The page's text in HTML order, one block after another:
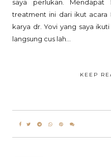
saya perlukan. Mendapat
treatment ini dari ikut acara
karya dr. Yovi yang saya
langsung cus lah...
KEEP